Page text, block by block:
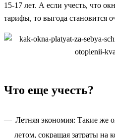
15-17 лет. А если учесть, что
тарифы, то выгода становится
Что еще учесть?
Летняя экономия: Такие же
летом, сокращая затраты на